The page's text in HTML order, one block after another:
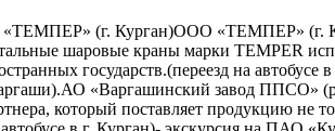
(г. Курган)ООО «ТЕМПЕР» (г.
шаровые краны марки TEMPER
государств.(переезд на
«Варгашинский завод ППСО»
который поставляет продукцию